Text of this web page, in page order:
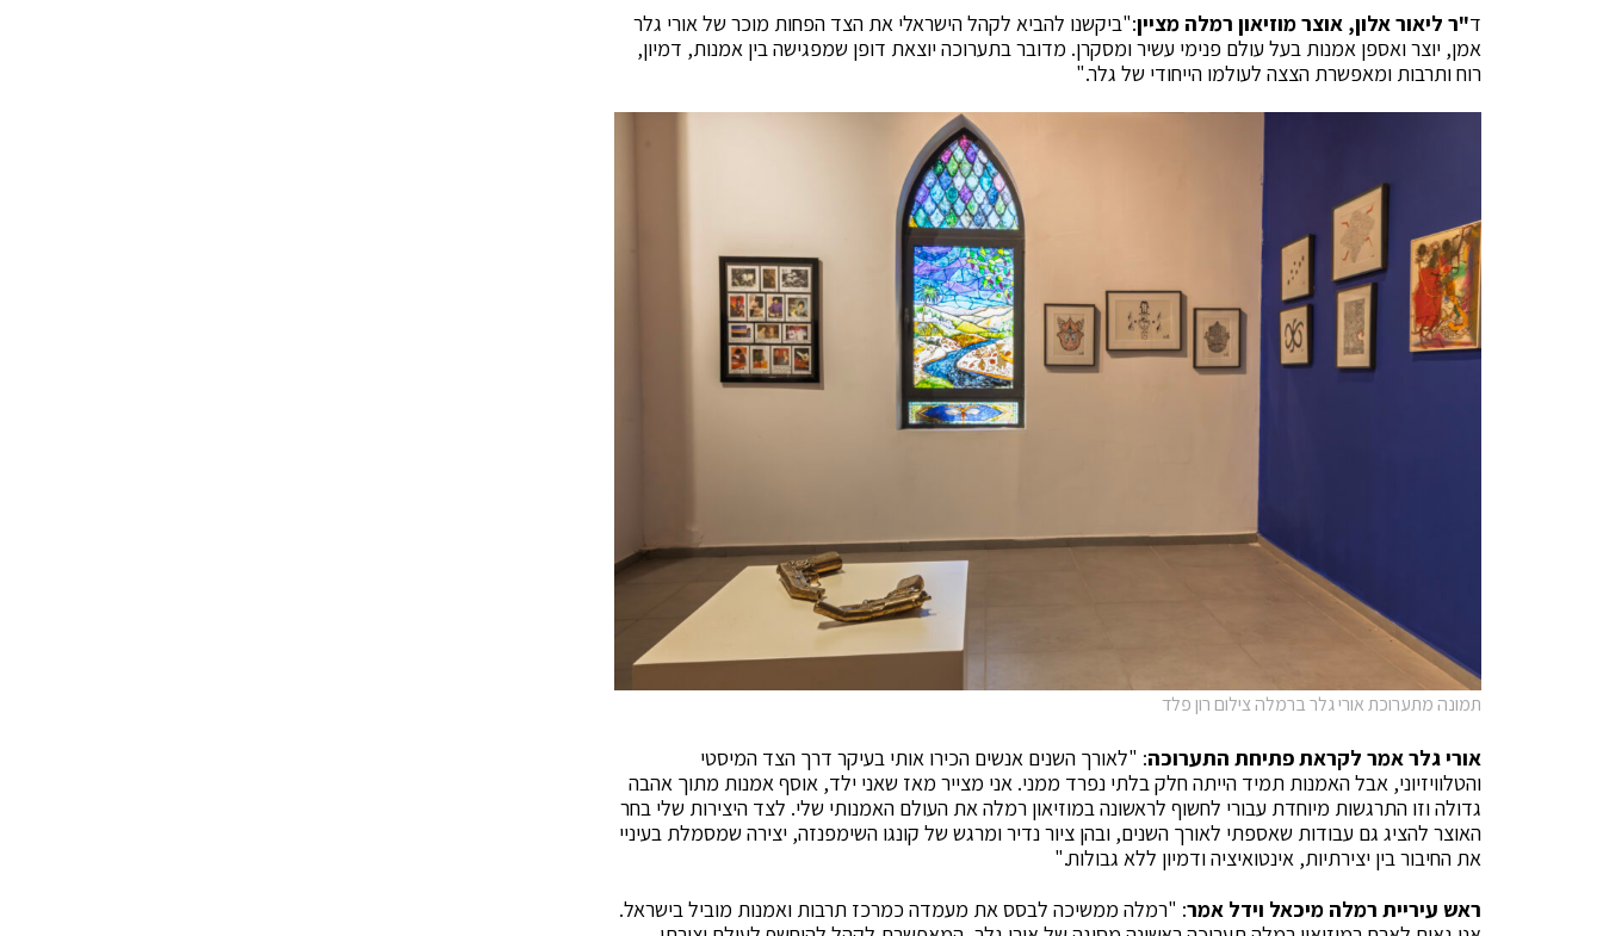
ד"ר ליאור אלון, אוצר מוזיאון רמלה מציין:"ביקשנו להביא לקהל הישראלי את הצד הפחות מוכר של אורי גלר
אמן, יוצר ואספן אמנות בעל עולם פנימי עשיר ומסקרן. מדובר בתערוכה יוצאת דופן שמפגישה בין אמנות, דמיון,
רוח ותרבות ומאפשרת הצצה לעולמו הייחודי של גלר."
תמונה מתערוכת אורי גלר ברמלה צילום רון פלד
אורי גלר אמר לקראת פתיחת התערוכה: "לאורך השנים אנשים הכירו אותי בעיקר דרך הצד המיסטי
והטלוויזיוני, אבל האמנות תמיד הייתה חלק בלתי נפרד ממני. אני מצייר מאז שאני ילד, אוסף אמנות מתוך אהבה
גדולה וזו התרגשות מיוחדת עבורי לחשוף לראשונה במוזיאון רמלה את העולם האמנותי שלי. לצד היצירות שלי בחר
האוצר להציג גם עבודות שאספתי לאורך השנים, ובהן ציור נדיר ומרגש של קונגו השימפנזה, יצירה שמסמלת בעיניי
את החיבור בין יצירתיות, אינטואיציה ודמיון ללא גבולות."
ראש עיריית רמלה מיכאל וידל אמר: "רמלה ממשיכה לבסס את מעמדה כמרכז תרבות ואמנות מוביל בישראל.